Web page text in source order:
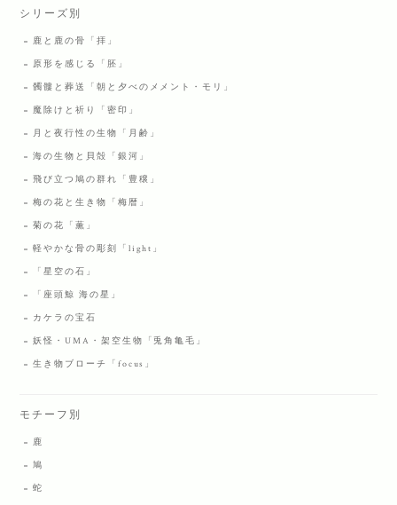
シリーズ別
鹿と鹿の骨「拝」
原形を感じる「胚」
髑髏と葬送「朝と夕べのメメント・モリ」
魔除けと祈り「密印」
月と夜行性の生物「月齢」
海の生物と貝殻「銀河」
飛び立つ鳩の群れ「豊穣」
梅の花と生き物「梅暦」
菊の花「薫」
軽やかな骨の彫刻「light」
「星空の石」
「座頭鯨 海の星」
カケラの宝石
妖怪・UMA・架空生物「兎角亀毛」
生き物ブローチ「focus」
モチーフ別
鹿
鳩
蛇